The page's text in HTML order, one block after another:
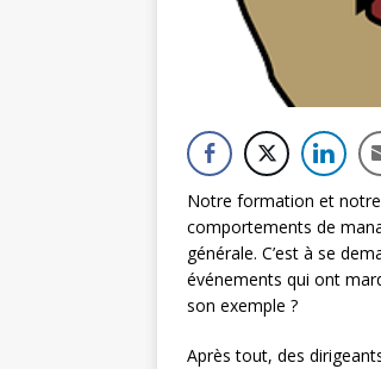
Notre formation et
comportements de
générale. C’est à se
événements qui ont
son exemple ?
Après tout, des